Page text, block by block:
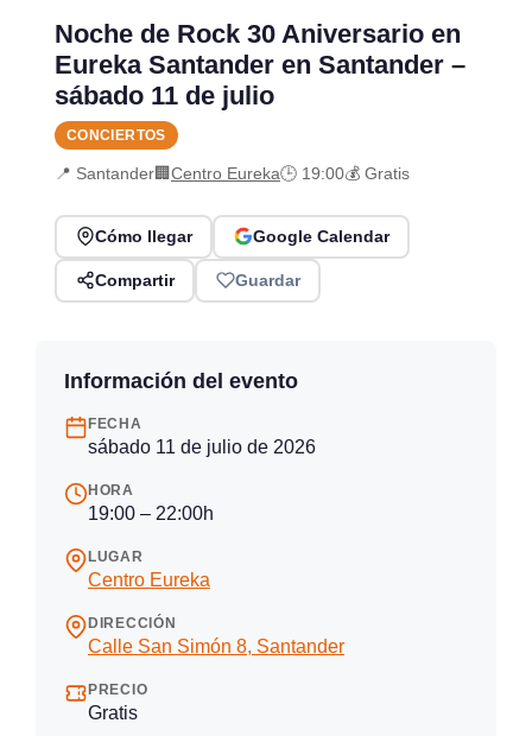
Noche de Rock 30 Aniversario en
Eureka Santander en Santander –
sábado 11 de julio
CONCIERTOS
📍 Santander🏢Centro Eureka🕒 19:00💰 Gratis
Cómo llegar Google Calendar
Compartir Guardar
Información del evento
FECHA
sábado 11 de julio de 2026
HORA
19:00 – 22:00h
LUGAR
Centro Eureka
DIRECCIÓN
Calle San Simón 8, Santander
PRECIO
Gratis